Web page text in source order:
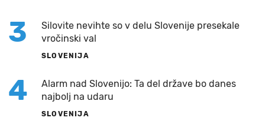
3
Silovite nevihte so v delu Slovenije presekale
vročinski val
SLOVENIJA
4
Alarm nad Slovenijo: Ta del države bo danes
najbolj na udaru
SLOVENIJA